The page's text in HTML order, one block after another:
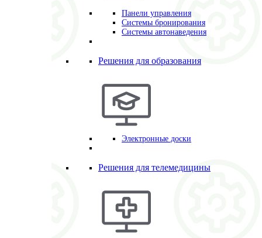
Панели управления
Системы бронирования
Системы автонаведения
Решения для образования
Электронные доски
Решения для телемедицины